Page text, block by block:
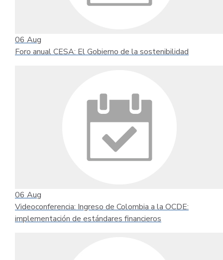
06 Aug
Foro anual CESA: El Gobierno de la sostenibilidad
06 Aug
Videoconferencia: Ingreso de Colombia a la OCDE:
implementación de estándares financieros